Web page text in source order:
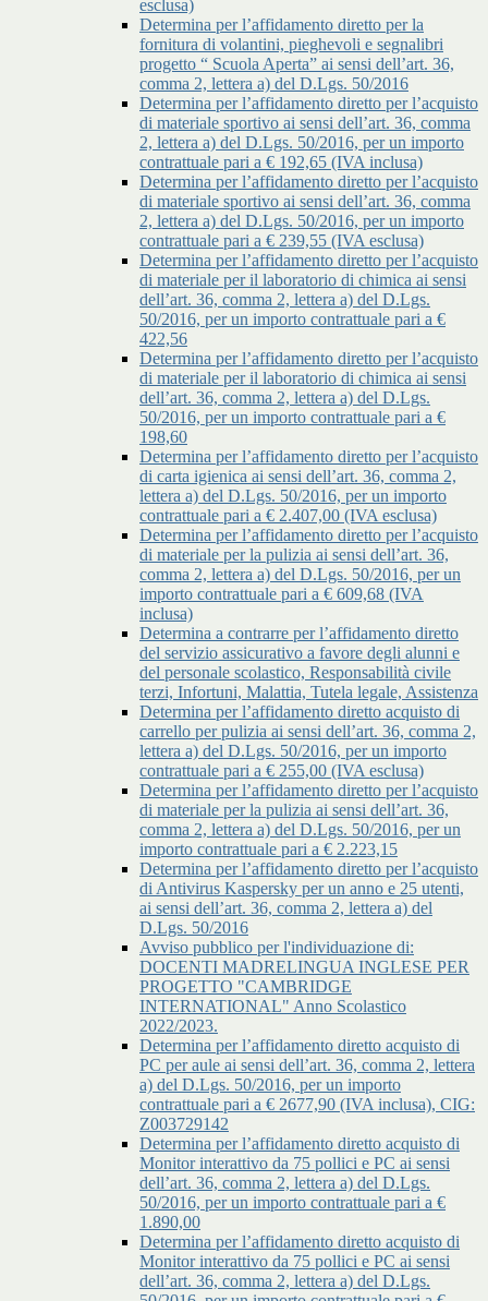
esclusa)
Determina per l’affidamento diretto per la
fornitura di volantini, pieghevoli e segnalibri
progetto “ Scuola Aperta” ai sensi dell’art. 36,
comma 2, lettera a) del D.Lgs. 50/2016
Determina per l’affidamento diretto per l’acquisto
di materiale sportivo ai sensi dell’art. 36, comma
2, lettera a) del D.Lgs. 50/2016, per un importo
contrattuale pari a € 192,65 (IVA inclusa)
Determina per l’affidamento diretto per l’acquisto
di materiale sportivo ai sensi dell’art. 36, comma
2, lettera a) del D.Lgs. 50/2016, per un importo
contrattuale pari a € 239,55 (IVA esclusa)
Determina per l’affidamento diretto per l’acquisto
di materiale per il laboratorio di chimica ai sensi
dell’art. 36, comma 2, lettera a) del D.Lgs.
50/2016, per un importo contrattuale pari a €
422,56
Determina per l’affidamento diretto per l’acquisto
di materiale per il laboratorio di chimica ai sensi
dell’art. 36, comma 2, lettera a) del D.Lgs.
50/2016, per un importo contrattuale pari a €
198,60
Determina per l’affidamento diretto per l’acquisto
di carta igienica ai sensi dell’art. 36, comma 2,
lettera a) del D.Lgs. 50/2016, per un importo
contrattuale pari a € 2.407,00 (IVA esclusa)
Determina per l’affidamento diretto per l’acquisto
di materiale per la pulizia ai sensi dell’art. 36,
comma 2, lettera a) del D.Lgs. 50/2016, per un
importo contrattuale pari a € 609,68 (IVA
inclusa)
Determina a contrarre per l’affidamento diretto
del servizio assicurativo a favore degli alunni e
del personale scolastico, Responsabilità civile
terzi, Infortuni, Malattia, Tutela legale, Assistenza
Determina per l’affidamento diretto acquisto di
carrello per pulizia ai sensi dell’art. 36, comma 2,
lettera a) del D.Lgs. 50/2016, per un importo
contrattuale pari a € 255,00 (IVA esclusa)
Determina per l’affidamento diretto per l’acquisto
di materiale per la pulizia ai sensi dell’art. 36,
comma 2, lettera a) del D.Lgs. 50/2016, per un
importo contrattuale pari a € 2.223,15
Determina per l’affidamento diretto per l’acquisto
di Antivirus Kaspersky per un anno e 25 utenti,
ai sensi dell’art. 36, comma 2, lettera a) del
D.Lgs. 50/2016
Avviso pubblico per l'individuazione di:
DOCENTI MADRELINGUA INGLESE PER
PROGETTO "CAMBRIDGE
INTERNATIONAL" Anno Scolastico
2022/2023.
Determina per l’affidamento diretto acquisto di
PC per aule ai sensi dell’art. 36, comma 2, lettera
a) del D.Lgs. 50/2016, per un importo
contrattuale pari a € 2677,90 (IVA inclusa), CIG:
Z003729142
Determina per l’affidamento diretto acquisto di
Monitor interattivo da 75 pollici e PC ai sensi
dell’art. 36, comma 2, lettera a) del D.Lgs.
50/2016, per un importo contrattuale pari a €
1.890,00
Determina per l’affidamento diretto acquisto di
Monitor interattivo da 75 pollici e PC ai sensi
dell’art. 36, comma 2, lettera a) del D.Lgs.